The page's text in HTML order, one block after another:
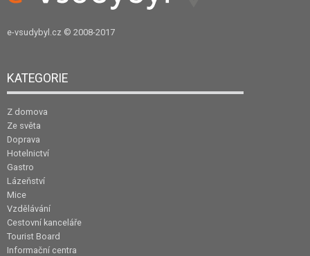
e-vsudybyl.cz © 2008-2017
KATEGORIE
Z domova
Ze světa
Doprava
Hotelnictví
Gastro
Lázeňství
Mice
Vzdělávání
Cestovní kanceláře
Tourist Board
Informační centra